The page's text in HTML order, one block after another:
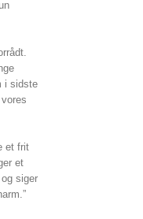
i sidste
et frit
et
siger